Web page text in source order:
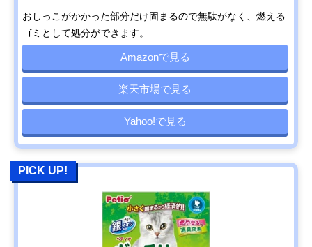
おしっこがかかった部分だけ固まるので無駄がなく、燃える
ゴミとして処分ができます。
Amazonで見る
楽天市場で見る
Yahoo!で見る
PICK UP!